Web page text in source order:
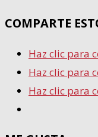
COMPARTE
Haz clic para
Haz clic para
Haz clic para